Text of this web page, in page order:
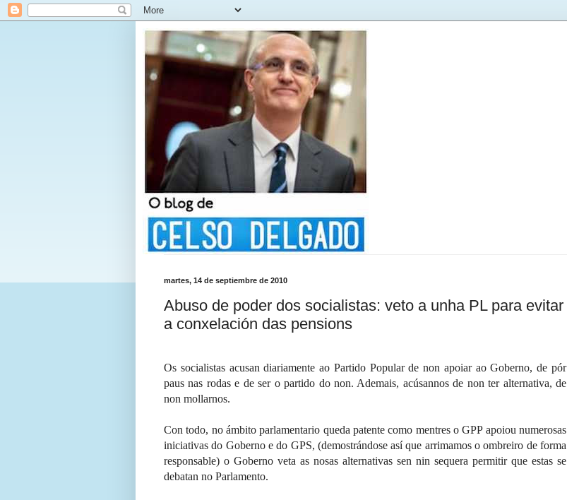
martes, 14 de septiembre de 2010
Abuso de poder dos socialistas: veto a unha PL para evitar
a conxelación das pensions
Os socialistas acusan diariamente ao Partido Popular de non apoiar ao Goberno, de pór
paus nas rodas e de ser o partido do non. Ademais, acúsannos de non ter alternativa, de
non mollarnos.
Con todo, no ámbito parlamentario queda patente como mentres o GPP apoiou numerosas
iniciativas do Goberno e do GPS, (demostrándose así que arrimamos o ombreiro de forma
responsable) o Goberno veta as nosas alternativas sen nin sequera permitir que estas se
debatan no Parlamento.